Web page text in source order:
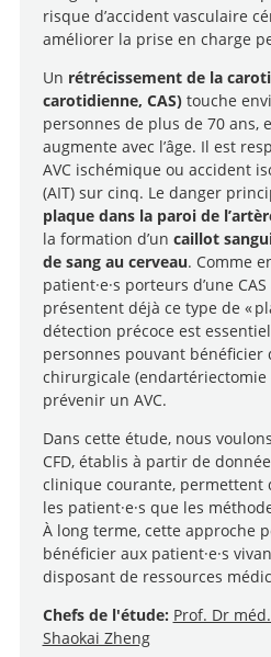
risque d’accident vasculaire
améliorer la prise en charge
Un rétrécissement de la
carotidienne, CAS)touche
personnes de plus de 70 ans,
augmente avec l’âge. Il est
AVC ischémique ou accident
(AIT) sur cinq. Le danger
plaque dans la paroi de
la formation d’un caillot
de sang au cerveau. Comme
patient·e·s porteurs d’une
présentent déjà ce type de «
détection précoce est
personnes pouvant bénéficier
chirurgicale
prévenir un AVC.
Dans cette étude, nous
CFD, établis à partir de
clinique courante, permettent
les patient·e·s que les
À long terme, cette approche
bénéficier aux patient·e·s
disposant de ressources
Chefs de l'étude: Prof. Dr
Shaokai Zheng